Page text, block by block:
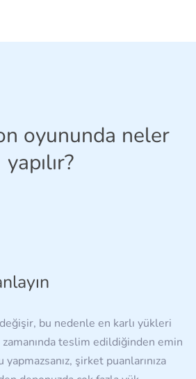
oyununda neler
yapılır?
bu nedenle en karlı yükleri
teslim edildiğinden emin
şirket puanlarınıza